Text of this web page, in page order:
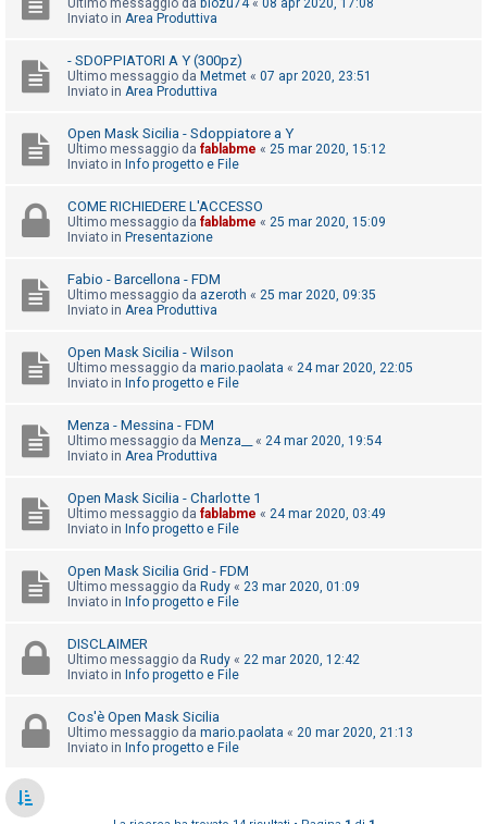
r
p
t
a
A
o
m
n
t
t
v
C
e
c
a
Ultimo messaggio da biozu74« 08 apr 2020, 17:08
Inviato in Area Produttiva
- SDOPPIATORI A Y (300pz)
Ultimo messaggio da Metmet « 07 apr 2020, 23:51
Inviato in Area Produttiva
Open Mask Sicilia - Sdoppiatore a Y
Ultimo messaggio da fablabme « 25 mar 2020, 15:12
Inviato in Info progetto e File
COME RICHIEDERE L'ACCESSO
Ultimo messaggio da fablabme « 25 mar 2020, 15:09
Inviato in Presentazione
Fabio - Barcellona - FDM
Ultimo messaggio da azeroth « 25 mar 2020, 09:35
Inviato in Area Produttiva
Open Mask Sicilia - Wilson
Ultimo messaggio da mario.paolata « 24 mar 2020, 22:05
Inviato in Info progetto e File
Menza - Messina - FDM
Ultimo messaggio da Menza__ « 24 mar 2020, 19:54
Inviato in Area Produttiva
Open Mask Sicilia - Charlotte 1
Ultimo messaggio da fablabme « 24 mar 2020, 03:49
Inviato in Info progetto e File
Open Mask Sicilia Grid - FDM
Ultimo messaggio da Rudy « 23 mar 2020, 01:09
Inviato in Info progetto e File
DISCLAIMER
Ultimo messaggio da Rudy « 22 mar 2020, 12:42
Inviato in Info progetto e File
Cos'è Open Mask Sicilia
Ultimo messaggio da mario.paolata « 20 mar 2020, 21:13
Inviato in Info progetto e File